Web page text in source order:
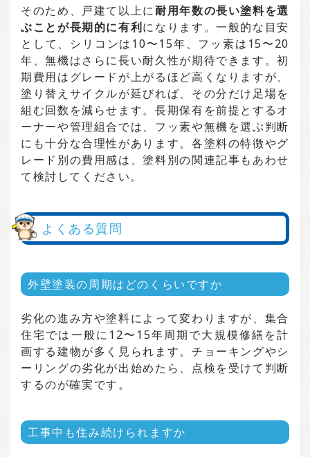
そのため、戸建て以上に耐用年数の長い塗料を選
ぶことが長期的に有利になります。一般的な目安
として、シリコンは10〜15年、フッ素は15〜20
年、無機はさらに長い耐久性が期待できます。初
期費用はグレードが上がるほど高くなりますが、
塗り替えサイクルが延びれば、その分だけ足場を
組む回数を減らせます。長期保有を前提とするオ
ーナーや管理組合では、フッ素や無機を選ぶ判断
にも十分な合理性があります。各塗料の特徴やグ
レード別の費用感は、塗料別の関連記事もあわせ
て検討してください。
よくある質問
外壁塗装の周期はどのくらいですか
劣化の進み方や塗料によって変わりますが、集合
住宅では一般に12〜15年周期で大規模修繕を計
画する建物が多く見られます。チョーキングやシ
ーリングの劣化が出始めたら、点検を受けて判断
するのが確実です。
工事中も住み続けられますか